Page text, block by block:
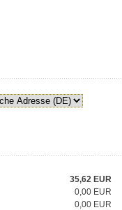
35,62 EUR
0,00 EUR
0,00 EUR